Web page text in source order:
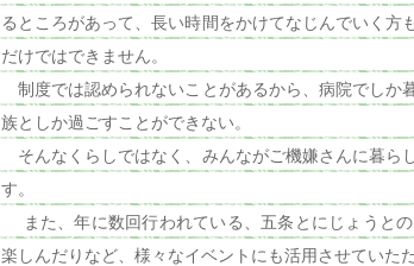
るところがあって、長い時間をかけてなじんでいく
だけではできません。
制度では認められないことがあるから、病院でしか
族としか過ごすことができない。
そんなくらしではなく、みんながご機嫌さんに暮ら
す。
また、年に数回行われている、五条とにじょうと
楽しんだりなど、様々なイベントにも活用させていた